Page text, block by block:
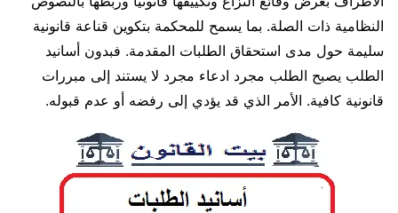
النظامية ذات الصلة. بما يسمح للمحكمة بتكوين قناعة قانونية
سليمة حول مدى استحقاق الطلبات المقدمة. فبدون أسانيد
الطلب يصبح الطلب مجرد ادعاء مجرد لا يستند إلى مبررات
قانونية كافية. الأمر الذي قد يؤدي إلى رفضه أو عدم قبوله.